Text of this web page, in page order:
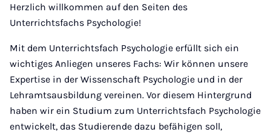
Herzlich willkommen auf den Seiten des
Unterrichtsfachs Psychologie!
Mit dem Unterrichtsfach Psychologie erfüllt sich ein
wichtiges Anliegen unseres Fachs: Wir können unsere
Expertise in der Wissenschaft Psychologie und in der
Lehramtsausbildung vereinen. Vor diesem Hintergrund
haben wir ein Studium zum Unterrichtsfach Psychologie
entwickelt, das Studierende dazu befähigen soll,